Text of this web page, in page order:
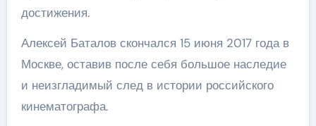
достижения.
Алексей Баталов скончался 15 июня 2017 года в
Москве, оставив после себя большое наследие
и неизгладимый след в истории российского
кинематографа.